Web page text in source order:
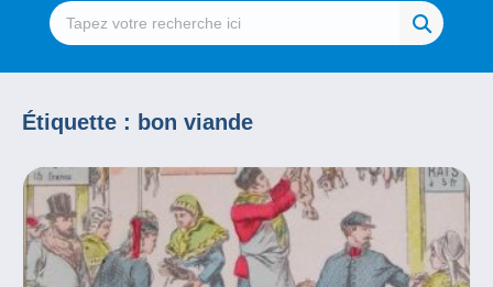
Étiquette : bon viande